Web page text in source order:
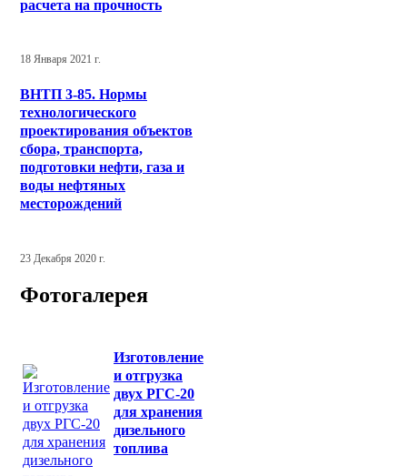
расчета на прочность
18 Января 2021 г.
ВНТП 3-85. Нормы
технологического
проектирования объектов
сбора, транспорта,
подготовки нефти, газа и
воды нефтяных
месторождений
23 Декабря 2020 г.
Фотогалерея
Изготовление
и отгрузка
двух РГС-20
для хранения
дизельного
топлива